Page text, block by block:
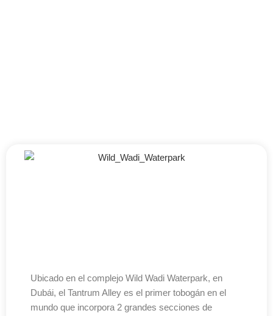
Ubicado en el complejo Wild Wadi Waterpark, en
Dubái, el Tantrum Alley es el primer tobogán en el
mundo que incorpora 2 grandes secciones de